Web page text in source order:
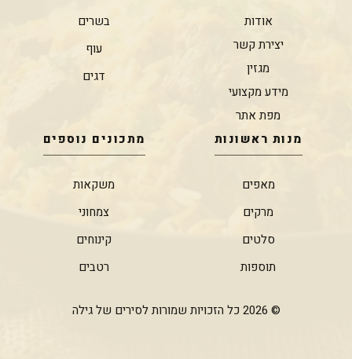
אודות
יצירת קשר
מגזין
מידע מקצועי
מפת אתר
בשרים
עוף
דגים
מנות ראשונות
מאפים
מרקים
סלטים
תוספות
מתכונים נוספים
משקאות
צמחוני
קינוחים
רטבים
© 2026 כל הזכויות שמורות לסירים של גילה